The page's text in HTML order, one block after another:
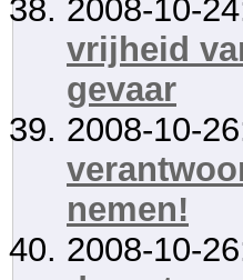
2008-10-
vrijheid
gevaar
2008-10-
nemen!
2008-10-